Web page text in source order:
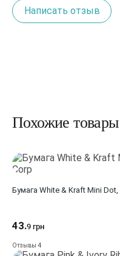
Написать отзыв
Похожие товары
Бумага White & Kraft Mini
43.9 грн
Отзывы 4